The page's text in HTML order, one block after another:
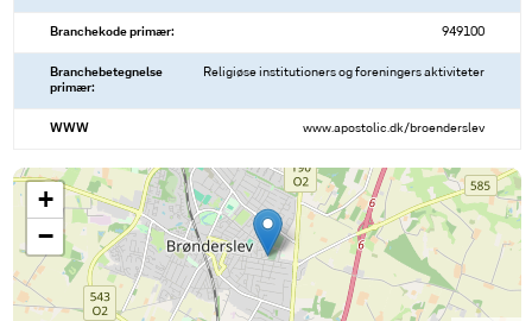
Branchekode primær: 949100
Branchebetegnelse
primær:
Religiøse institutioners og foreningers aktiviteter
WWW www.apostolic.dk/broenderslev
+
−